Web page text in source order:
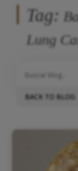
Tag:
Lung
BACK TO BLOG